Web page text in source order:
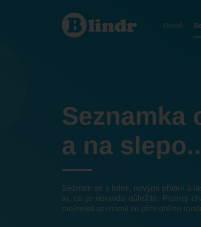
Abrahám
Domů
Seznamka
a na
Seznam se s lidmi, novými přáteli a
to, co je opravdu důležité. Poznej
možností seznámit se přes online